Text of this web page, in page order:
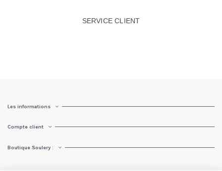
SERVICE CLIENT
Les informations
Compte client
Boutique Soulery :